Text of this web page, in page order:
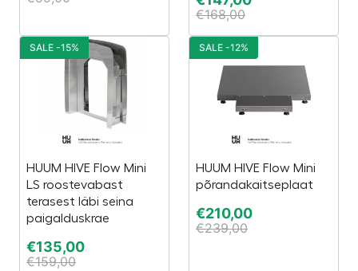
€168,00
HUUM HIVE Flow Mini
LS roostevabast
terasest läbi seina
paigalduskrae
€135,00
€159,00
SALE -15%
HUUM HIVE Flow Mini
põrandakaitseplaat
€210,00
€239,00
SALE -12%